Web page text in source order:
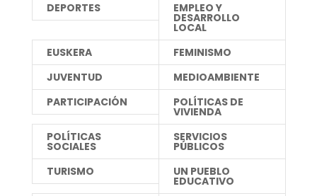
DEPORTES
EMPLEO Y
DESARROLLO
LOCAL
EUSKERA
FEMINISMO
JUVENTUD
MEDIOAMBIENTE
PARTICIPACIÓN
POLÍTICAS DE
VIVIENDA
POLÍTICAS
SOCIALES
SERVICIOS
PÚBLICOS
TURISMO
UN PUEBLO
EDUCATIVO